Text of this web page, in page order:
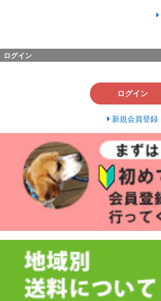
ログイン
ログイン
新規会員登録